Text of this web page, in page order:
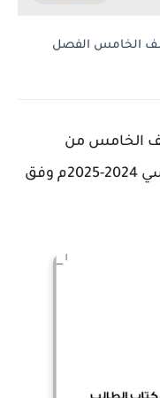
الخامس الفصل
الخامس من
الفصل الدراسي الاول للعام الدراسي 2024-2025م وفق